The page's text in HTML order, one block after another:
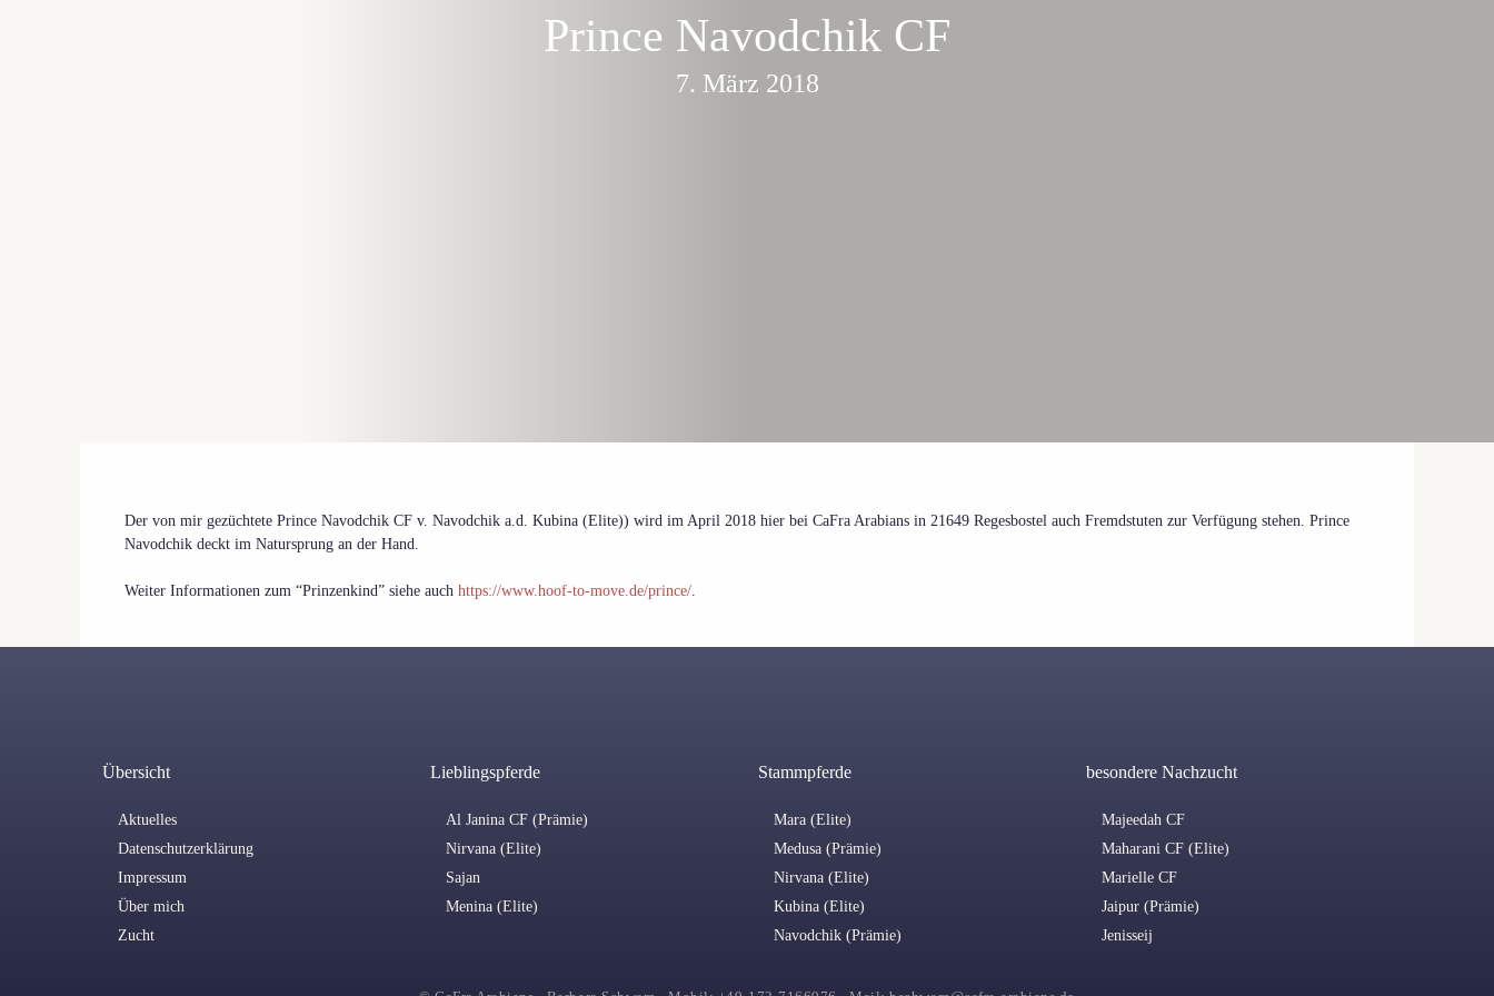
Prince Navodchik CF
7. März 2018
Der von mir gezüchtete Prince Navodchik CF v. Navodchik a.d. Kubina (Elite)) wird im April 2018 hier bei CaFra Arabians in 21649 Regesbostel auch Fremdstuten zur Verfügung stehen. Prince
Navodchik deckt im Natursprung an der Hand.
Weiter Informationen zum “Prinzenkind” siehe auch https://www.hoof-to-move.de/prince/.
Übersicht
Aktuelles
Datenschutzerklärung
Impressum
Über mich
Zucht
Lieblingspferde
Al Janina CF (Prämie)
Nirvana (Elite)
Sajan
Menina (Elite)
Stammpferde
Mara (Elite)
Medusa (Prämie)
Nirvana (Elite)
Kubina (Elite)
Navodchik (Prämie)
besondere Nachzucht
Majeedah CF
Maharani CF (Elite)
Marielle CF
Jaipur (Prämie)
Jenisseij